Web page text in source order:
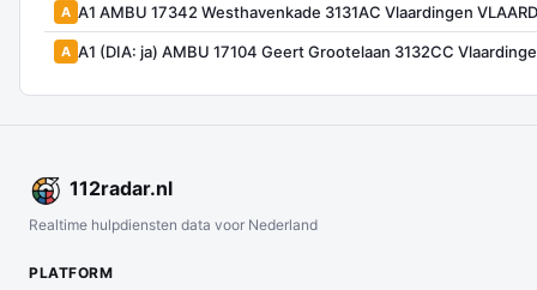
A A1 AMBU 17342 Westhavenkade 3131AC Vlaardingen
A A1 (DIA: ja) AMBU 17104 Geert Grootelaan 3132CC
112radar.nl
Realtime hulpdiensten data voor Nederland
PLATFORM